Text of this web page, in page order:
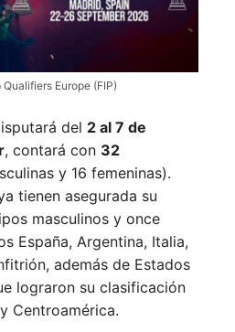
Europe (FIP)
del 2 al 7 de
, contará con 32
y 16 femeninas).
tienen asegurada su
masculinos y once
España, Argentina, Italia,
además de Estados
lograron su clasificación
Centroamérica.